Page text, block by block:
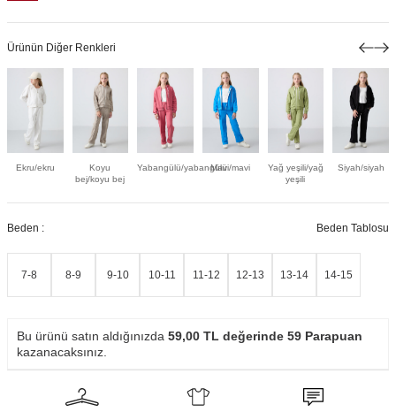
Ürünün Diğer Renkleri
Ekru/ekru
Koyu
bej/koyu bej
Yabangülü/yabangülüMavi/mavi
Yağ yeşili/yağ
yeşili
Siyah/siyah
Beden : Beden Tablosu
7-8 8-9 9-10 10-11 11-12 12-13 13-14 14-15
Bu ürünü satın aldığınızda 59,00 TL değerinde 59 Parapuan
kazanacaksınız.